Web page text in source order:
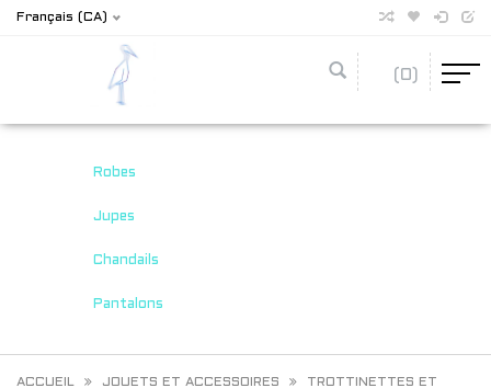
Français (CA)
(0)
Robes
Jupes
Chandails
Pantalons
ACCUEIL JOUETS ET ACCESSOIRES
TROTTINETTES ET